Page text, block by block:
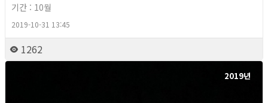
기간 : 10월
2019-10-31 13:45
1262
2019년